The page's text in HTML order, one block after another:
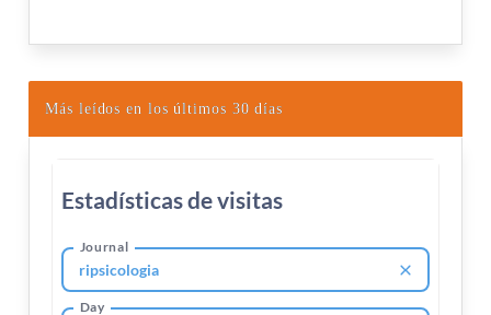
Más leídos en los últimos 30 días